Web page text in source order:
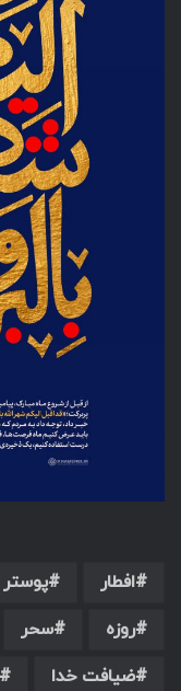
افطار پوستر
روزه
سحر
ضیافت خدا